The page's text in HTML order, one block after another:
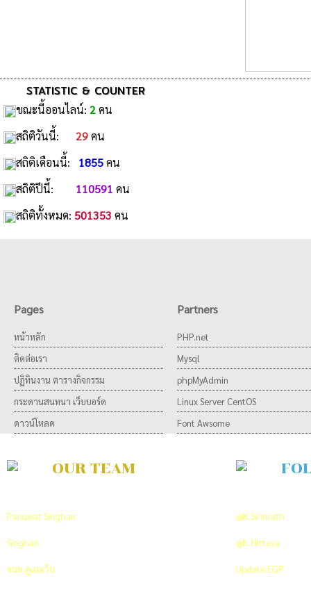
STATISTIC & COUNTER
ขณะนี้ออนไลน์: 2คน
สถิติวันนี้: 29คน
สถิติเดือนนี้: 1855คน
สถิติปีนี้: 110591 คน
สถิติทั้งหมด: 501353 คน
Pages
หน้าหลัก
ติดต่อเรา
ปฏิทินงาน ตารางกิจกรรม
กระดานสนทนา เว็บบอร์ด
ดาวน์โหลด
Partners
PHP.net
Mysql
phpMyAdmin
Linux Server CentOS
Font Awsome
OUR TEAM
Panuwat Singhan
Singhan
จนท.ดูแลเว็บ
@K.Sirinrath
@K.Nittaya
Update EGP